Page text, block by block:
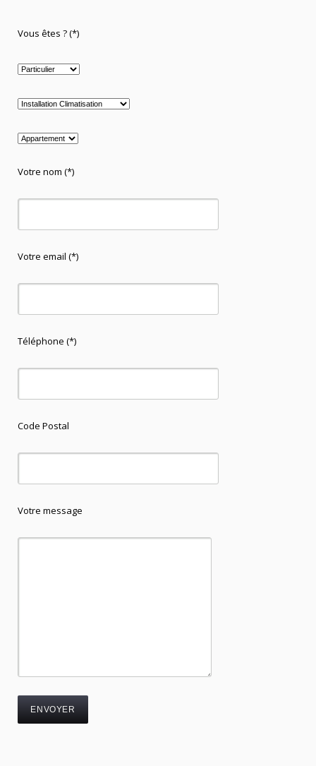
Vous êtes ? (*)
Votre nom (*)
Votre email (*)
Téléphone (*)
Code Postal
Votre message